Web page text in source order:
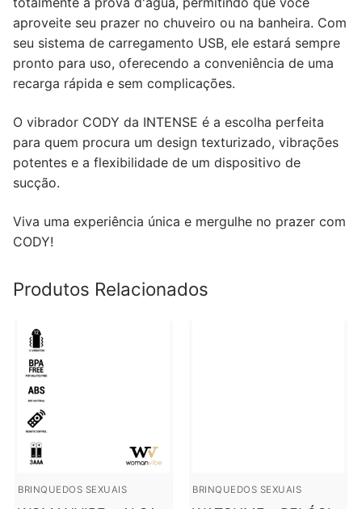
aproveite seu prazer no chuveiro ou na banheira. Com
seu sistema de carregamento USB, ele estará sempre
pronto para uso, oferecendo a conveniência de uma
recarga rápida e sem complicações.
O vibrador CODY da INTENSE é a escolha perfeita
para quem procura um design texturizado, vibrações
potentes e a flexibilidade de um dispositivo de
sucção.
Viva uma experiência única e mergulhe no prazer com
CODY!
Produtos Relacionados
BRINQUEDOS SEXUAIS BRINQUEDOS SEXUAIS